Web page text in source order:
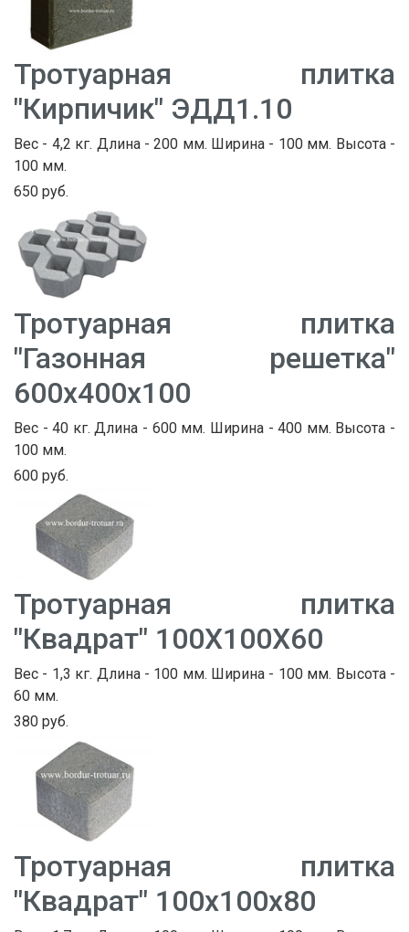
Тротуарная плитка
"Кирпичик" ЭДД1.10
Вес - 4,2 кг. Длина - 200 мм. Ширина - 100 мм. Высота -
100 мм.
650 руб.
Тротуарная плитка
"Газонная решетка"
600х400х100
Вес - 40 кг. Длина - 600 мм. Ширина - 400 мм. Высота -
100 мм.
600 руб.
Тротуарная плитка
"Квадрат" 100Х100Х60
Вес - 1,3 кг. Длина - 100 мм. Ширина - 100 мм. Высота -
60 мм.
380 руб.
Тротуарная плитка
"Квадрат" 100х100х80